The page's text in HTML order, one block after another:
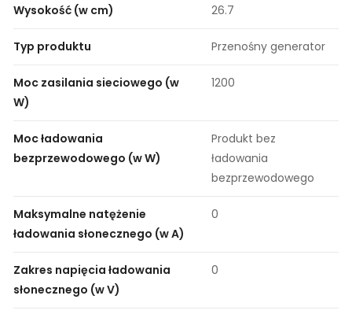
Wysokość (w cm) 26.7
Typ produktu Przenośny generator
Moc zasilania sieciowego (w
W)
1200
Moc ładowania
bezprzewodowego (w W)
Produkt bez
ładowania
bezprzewodowego
Maksymalne natężenie
ładowania słonecznego (w A)
0
Zakres napięcia ładowania
słonecznego (w V)
0